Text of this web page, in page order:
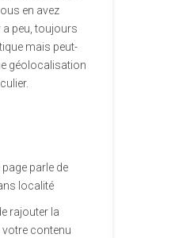
en avez
a peu, toujours
mais peut-
géolocalisation
parle de
localité
rajouter la
votre contenu